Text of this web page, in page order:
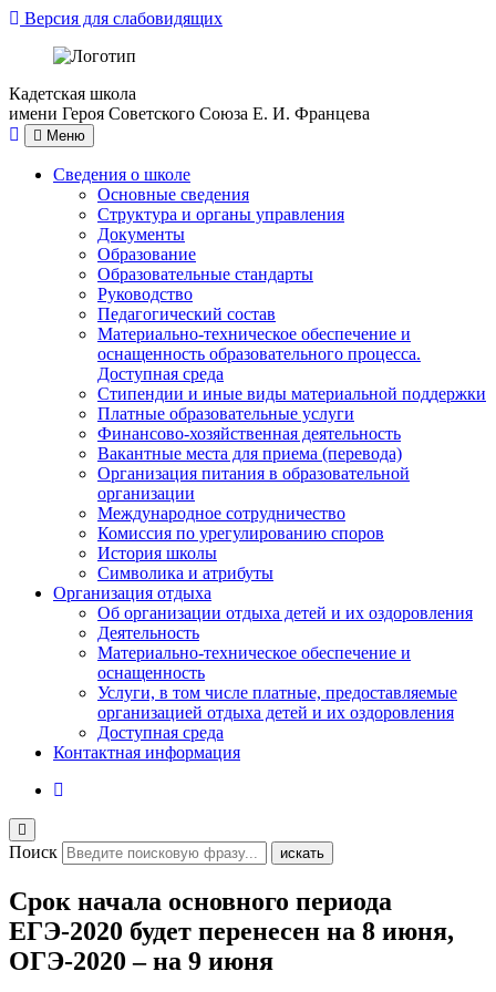
Версия для слабовидящих
Кадетская школа
имени Героя Советского Союза Е. И. Францева
Меню
Сведения о школе
Основные сведения
Структура и органы управления
Документы
Образование
Образовательные стандарты
Руководство
Педагогический состав
Материально-техническое обеспечение и
оснащенность образовательного процесса.
Доступная среда
Стипендии и иные виды материальной поддержки
Платные образовательные услуги
Финансово-хозяйственная деятельность
Вакантные места для приема (перевода)
Организация питания в образовательной
организации
Международное сотрудничество
Комиссия по урегулированию споров
История школы
Символика и атрибуты
Организация отдыха
Об организации отдыха детей и их оздоровления
Деятельность
Материально-техническое обеспечение и
оснащенность
Услуги, в том числе платные, предоставляемые
организацией отдыха детей и их оздоровления
Доступная среда
Контактная информация
Поиск искать
Срок начала основного периода
ЕГЭ-2020 будет перенесен на 8 июня,
ОГЭ-2020 – на 9 июня